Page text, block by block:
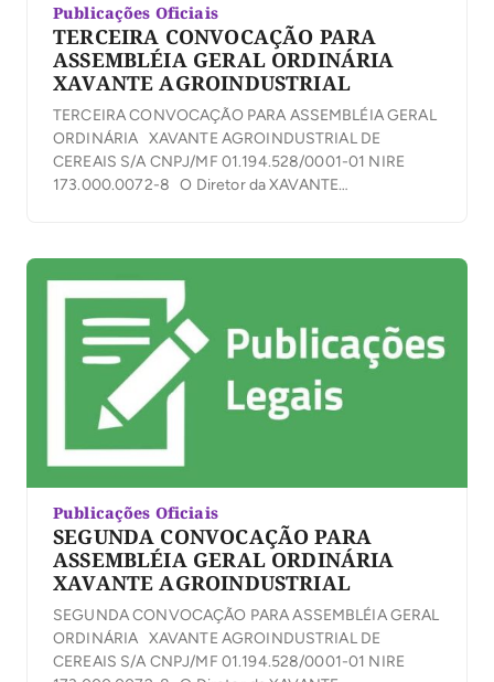
Publicações Oficiais
TERCEIRA CONVOCAÇÃO PARA
ASSEMBLÉIA GERAL ORDINÁRIA
XAVANTE AGROINDUSTRIAL
TERCEIRA CONVOCAÇÃO PARA ASSEMBLÉIA GERAL
ORDINÁRIA XAVANTE AGROINDUSTRIAL DE
CEREAIS S/A CNPJ/MF 01.194.528/0001-01 NIRE
173.000.0072-8 O Diretor da XAVANTE
Geral Ordinária no dia 10 de julho de 2023, às 7:30
horas, em sua sede social, localizada na Fazenda
Xavante, Rodovia […]
Publicações Oficiais
SEGUNDA CONVOCAÇÃO PARA
ASSEMBLÉIA GERAL ORDINÁRIA
XAVANTE AGROINDUSTRIAL
SEGUNDA CONVOCAÇÃO PARA ASSEMBLÉIA GERAL
ORDINÁRIA XAVANTE AGROINDUSTRIAL DE
CEREAIS S/A CNPJ/MF 01.194.528/0001-01 NIRE